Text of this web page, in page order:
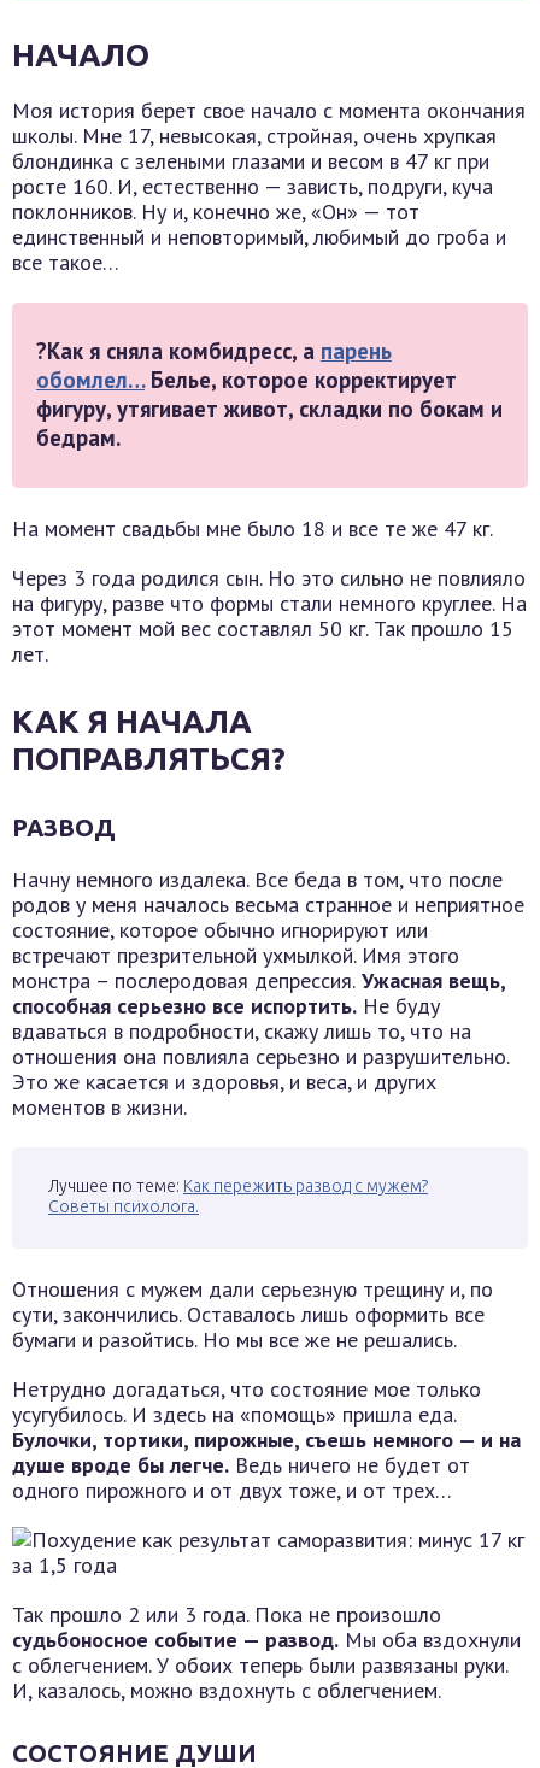
НАЧАЛО
Моя история берет свое начало с момента окончания
школы. Мне 17, невысокая, стройная, очень хрупкая
блондинка с зелеными глазами и весом в 47 кг при
росте 160. И, естественно — зависть, подруги, куча
поклонников. Ну и, конечно же, «Он» — тот
единственный и неповторимый, любимый до гроба и
все такое…
?Как я сняла комбидресс, а парень
обомлел…Белье, которое корректирует
фигуру, утягивает живот, складки по бокам и
бедрам.
На момент свадьбы мне было 18 и все те же 47 кг.
Через 3 года родился сын. Но это сильно не повлияло
на фигуру, разве что формы стали немного круглее. На
этот момент мой вес составлял 50 кг. Так прошло 15
лет.
КАК Я НАЧАЛА
ПОПРАВЛЯТЬСЯ?
РАЗВОД
Начну немного издалека. Все беда в том, что после
родов у меня началось весьма странное и неприятное
состояние, которое обычно игнорируют или
встречают презрительной ухмылкой. Имя этого
монстра – послеродовая депрессия. Ужасная вещь,
способная серьезно все испортить. Не буду
вдаваться в подробности, скажу лишь то, что на
отношения она повлияла серьезно и разрушительно.
Это же касается и здоровья, и веса, и других
моментов в жизни.
Лучшее по теме: Как пережить развод с мужем?
Советы психолога.
Отношения с мужем дали серьезную трещину и, по
сути, закончились. Оставалось лишь оформить все
бумаги и разойтись. Но мы все же не решались.
Нетрудно догадаться, что состояние мое только
усугубилось. И здесь на «помощь» пришла еда.
Булочки, тортики, пирожные, съешь немного — и на
душе вроде бы легче. Ведь ничего не будет от
одного пирожного и от двух тоже, и от трех…
Так прошло 2 или 3 года. Пока не произошло
судьбоносное событие — развод. Мы оба вздохнули
с облегчением. У обоих теперь были развязаны руки.
И, казалось, можно вздохнуть с облегчением.
СОСТОЯНИЕ ДУШИ